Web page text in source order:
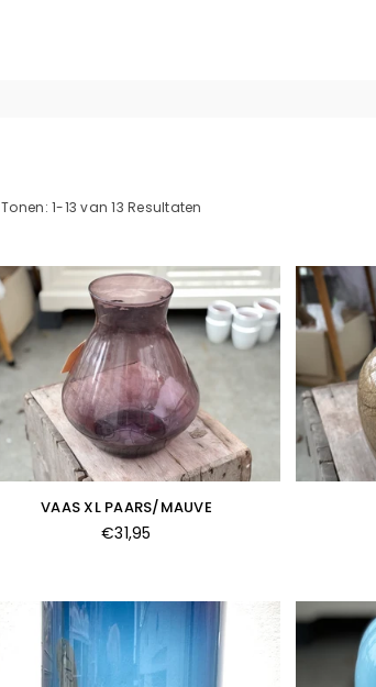
Tonen: 1-13 van 13 Resultaten
VAAS XL PAARS/MAUVE
Normale
€31,95